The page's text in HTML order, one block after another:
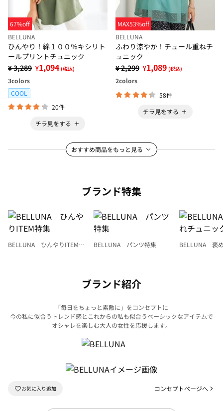
67%off
BELLUNA
ひんやり！綿１００％キシリト
ールプリントチュニック
¥ 3,289 ¥1,094 (税込)
3colors
COOL
20件
チラ見をする
MAX53%off
BELLUNA
ふわり涼やか！チュール重ねチ
ュニック
¥ 2,299 ¥1,089 (税込)
2colors
58件
チラ見をする
おすすめ商品をもっと見る
ブランド特集
BELLUNA ひんやりITEM特
BELLUNA パンツ特集
BELLUNA 褒
ブランド紹介
「毎日をちょっと素敵に」をコンセプトに
今の私に似合うトレンド感とこれからの私も似合うベーシックなアイテムで
オシャレを楽しむ大人の女性を応援します。
コンセプトページへ